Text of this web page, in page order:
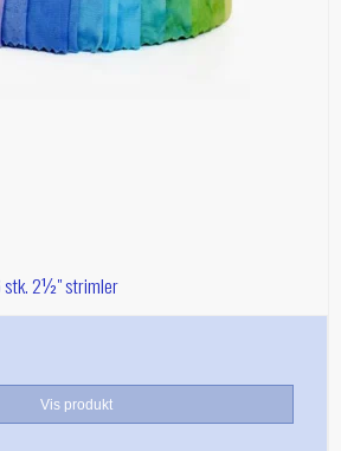
stk. 2½" strimler
Vis produkt